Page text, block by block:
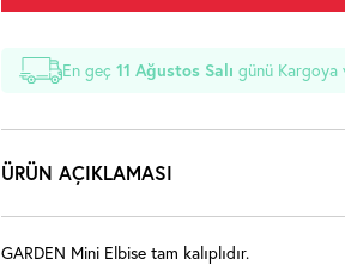
En geç11 Ağustos Salı günü Kargoya
ÜRÜN AÇIKLAMASI
GARDEN Mini Elbise tam kalıplıdır.